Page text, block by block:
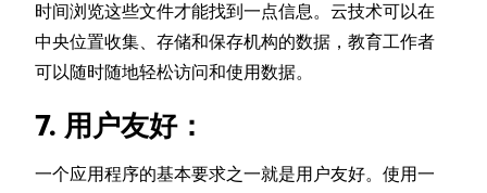
时间浏览这些文件才能找到一点信息。云技术可以在
中央位置收集、存储和保存机构的数据，教育工作者
可以随时随地轻松访问和使用数据。
7. 用户友好：
一个应用程序的基本要求之一就是用户友好。使用一